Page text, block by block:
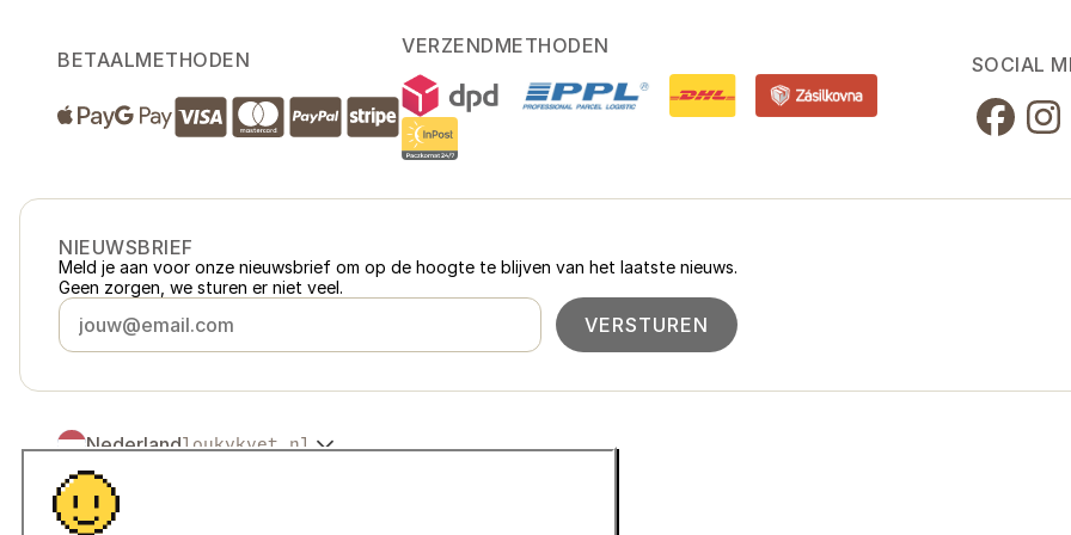
BETAALMETHODEN
VERZENDMETHODEN
SOCIAL
NIEUWSBRIEF
Meld je aan voor onze nieuwsbrief om op de hoogte te blijven van het laatste nieuws.
Geen zorgen, we sturen er niet veel.
VERSTUREN
Nederlandloukykvet.nl
Česko
Slovensko
Polskaloukykvet.pl
© 2016 →